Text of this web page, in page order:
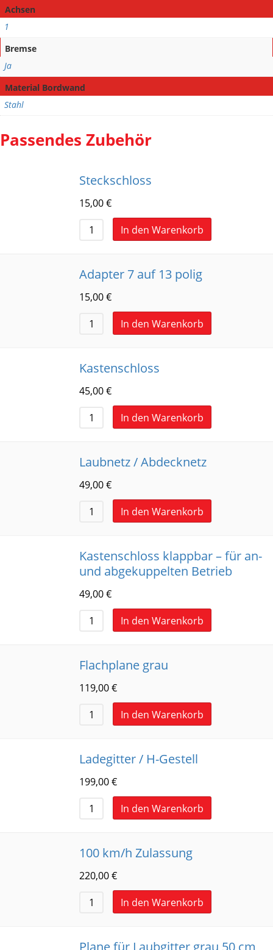
Achsen
1
Bremse
Ja
Material Bordwand
Stahl
Passendes Zubehör
Steckschloss
15,00€
In den Warenkorb
Adapter 7 auf 13 polig
15,00€
In den Warenkorb
Kastenschloss
45,00€
In den Warenkorb
Laubnetz / Abdecknetz
49,00€
In den Warenkorb
Kastenschloss klappbar – für an-
und abgekuppelten Betrieb
49,00€
In den Warenkorb
Flachplane grau
119,00€
In den Warenkorb
Ladegitter / H-Gestell
199,00€
In den Warenkorb
100 km/h Zulassung
220,00€
In den Warenkorb